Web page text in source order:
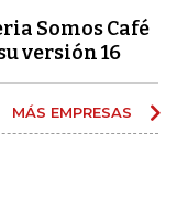
Somos Café
versión 16
MÁS EMPRESAS